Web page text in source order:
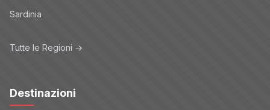
Sardinia
Tutte le Regioni →
Destinazioni